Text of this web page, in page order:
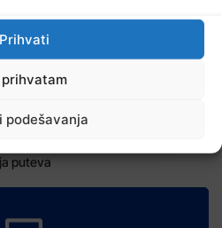
Prihvati
prihvatam
podešavanja
puteva